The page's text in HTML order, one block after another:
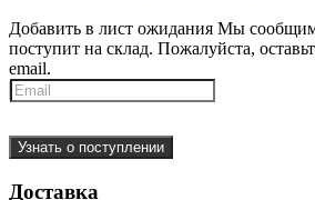
Добавить в лист ожидания Мы сообщим
поступит на склад. Пожалуйста,
email.
Узнать о поступлении
Доставка